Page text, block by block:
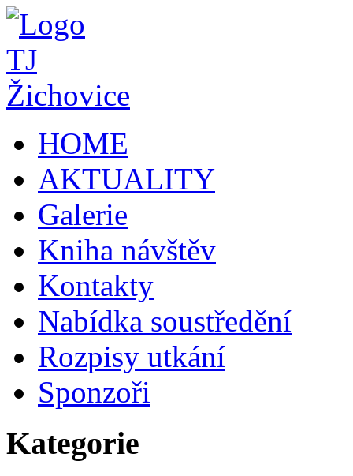
HOME
AKTUALITY
Galerie
Kniha návštěv
Kontakty
Nabídka soustředění
Rozpisy utkání
Sponzoři
Kategorie